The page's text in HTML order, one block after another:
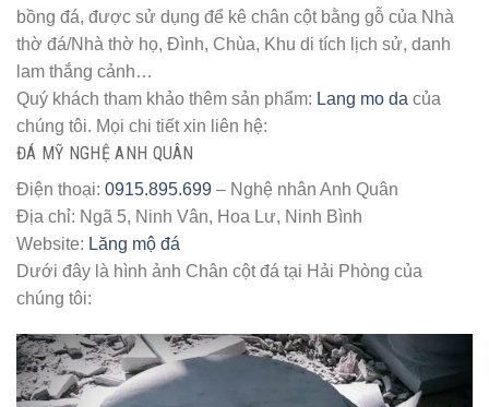
bồng đá, được sử dụng để kê chân cột bằng gỗ của Nhà
thờ đá/Nhà thờ họ, Đình, Chùa, Khu di tích lịch sử, danh
lam thắng cảnh…
Quý khách tham khảo thêm sản phẩm: Lang mo da của
chúng tôi. Mọi chi tiết xin liên hệ:
ĐÁ MỸ NGHỆ ANH QUÂN
Điện thoại: 0915.895.699 – Nghệ nhân Anh Quân
Địa chỉ: Ngã 5, Ninh Vân, Hoa Lư, Ninh Bình
Website: Lăng mộ đá
Dưới đây là hình ảnh Chân cột đá tại Hải Phòng của
chúng tôi: